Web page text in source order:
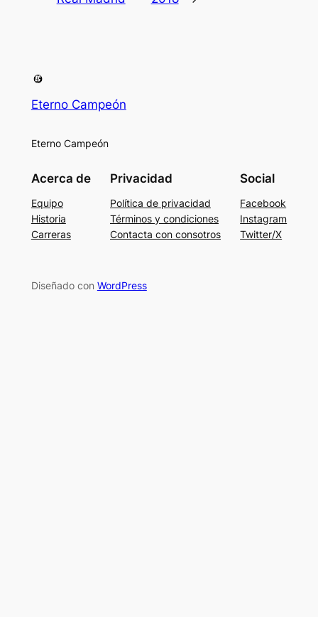
Eterno Campeón
Eterno Campeón
Acerca de
Equipo
Historia
Carreras
Privacidad
Política de privacidad
Términos y condiciones
Contacta con consotros
Social
Facebook
Instagram
Twitter/X
Diseñado con WordPress